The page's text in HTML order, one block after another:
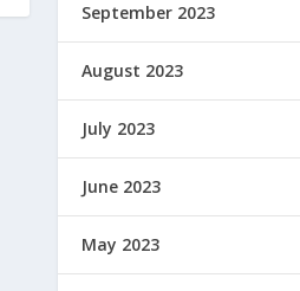
September 2023
August 2023
July 2023
June 2023
May 2023